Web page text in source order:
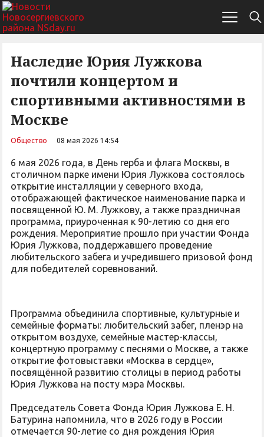
Наследие Юрия Лужкова
почтили концертом и
спортивными активностями в
Москве
Общество 08 мая 2026 14:54
6 мая 2026 года, в День герба и флага Москвы, в
столичном парке имени Юрия Лужкова состоялось
открытие инсталляции у северного входа,
отображающей фактическое наименование парка и
посвященной Ю. М. Лужкову, а также праздничная
программа, приуроченная к 90-летию со дня его
рождения. Мероприятие прошло при участии Фонда
Юрия Лужкова, поддержавшего проведение
любительского забега и учредившего призовой фонд
для победителей соревнований.
Программа объединила спортивные, культурные и
семейные форматы: любительский забег, пленэр на
открытом воздухе, семейные мастер-классы,
концертную программу с песнями о Москве, а также
открытие фотовыставки «Москва в сердце»,
посвящённой развитию столицы в период работы
Юрия Лужкова на посту мэра Москвы.
Председатель Совета Фонда Юрия Лужкова Е. Н.
Батурина напомнила, что в 2026 году в России
отмечается 90-летие со дня рождения Юрия